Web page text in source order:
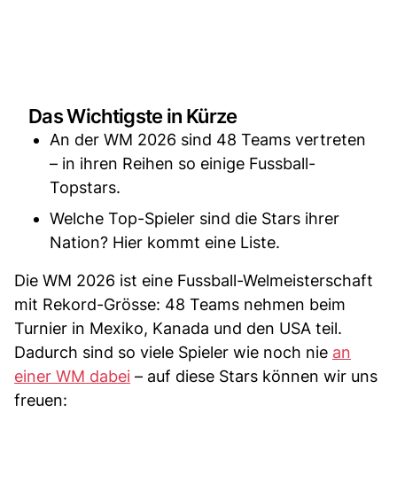
Das Wichtigste in Kürze
An der WM 2026 sind 48 Teams vertreten
– in ihren Reihen so einige Fussball-
Topstars.
Welche Top-Spieler sind die Stars ihrer
Nation? Hier kommt eine Liste.
Die WM 2026 ist eine Fussball-Welmeisterschaft
mit Rekord-Grösse: 48 Teams nehmen beim
Turnier in Mexiko, Kanada und den USA teil.
Dadurch sind so viele Spieler wie noch nie an
einer WM dabei – auf diese Stars können wir uns
freuen: